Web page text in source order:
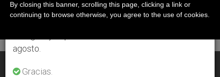
ÚLTIMAS NOTICIAS
agosto.
Gracias.
By closing this banner, scrolling this page, clicking a link or
continuing to browse otherwise, you agree to the use of cookies.